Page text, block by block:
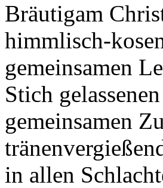
Bräutigam
himmlisch-
gemeinsamen
Stich
gemeinsamen
in allen